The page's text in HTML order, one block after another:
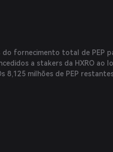
do fornecimento total de PEP
a stakers da HXRO ao
8,125 milhões de PEP